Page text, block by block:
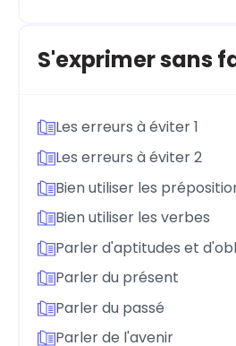
S'exprimer sans
Les erreurs à éviter 1
Les erreurs à éviter 2
Bien utiliser les
Bien utiliser les verbes
Parler d'aptitudes et
Parler du présent
Parler du passé
Parler de l'avenir